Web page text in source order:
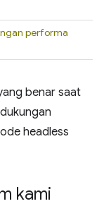
performa
benar saat
headless
kami